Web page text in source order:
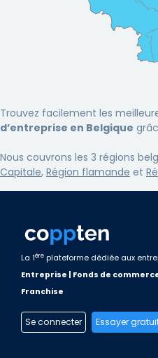
Trouvez facilement les
d’entreprise en Belgique
Nous couvrons les 3 régions
Capitale, Région flamande et
La 1ère plateforme dédiée aux
Entreprise | Fonds de
Franchise
Se connecter Essayer